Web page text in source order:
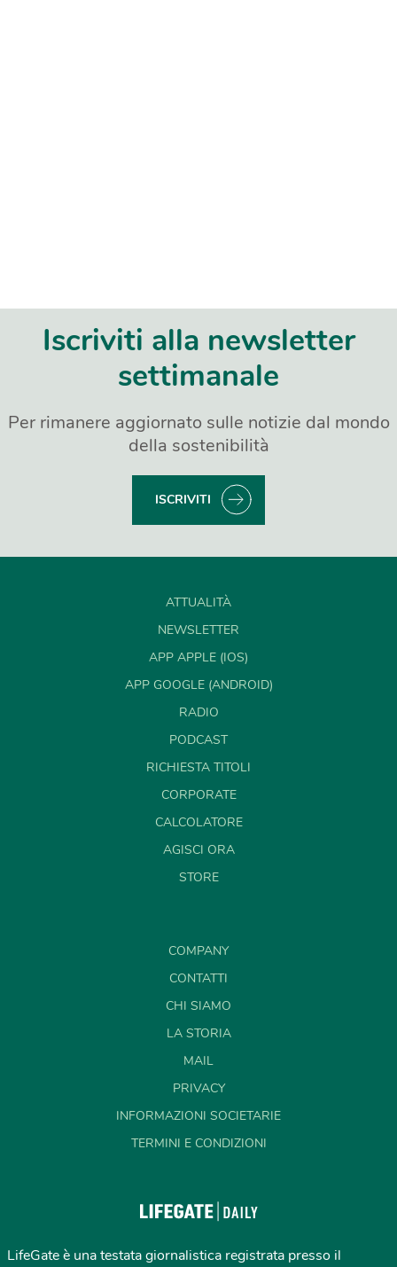
Iscriviti alla newsletter
settimanale
Per rimanere aggiornato sulle notizie dal mondo
della sostenibilità
ISCRIVITI
ATTUALITÀ
NEWSLETTER
APP APPLE (IOS)
APP GOOGLE (ANDROID)
RADIO
PODCAST
RICHIESTA TITOLI
CORPORATE
CALCOLATORE
AGISCI ORA
STORE
COMPANY
CONTATTI
CHI SIAMO
LA STORIA
MAIL
PRIVACY
INFORMAZIONI SOCIETARIE
TERMINI E CONDIZIONI
LifeGate è una testata giornalistica registrata presso il